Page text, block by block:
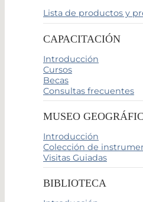
Lista de productos y
CAPACITACIÓN
Introducción
Cursos
Becas
Consultas frecuentes
MUSEO
Introducción
Colección de
Visitas Guiadas
BIBLIOTECA